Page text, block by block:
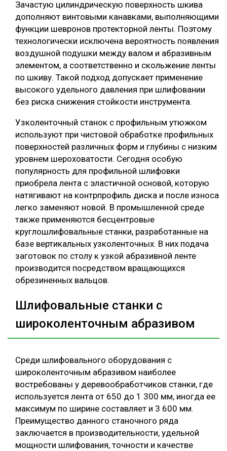
Зачастую цилиндрическую поверхность шкива
дополняют винтовыми канавками, выполняющими
функции шевронов протекторной ленты. Поэтому
технологически исключена вероятность появления
воздушной подушки между валом и абразивным
элементом, а соответственно и скольжение ленты
по шкиву. Такой подход допускает применение
высокого удельного давления при шлифовании
без риска снижения стойкости инструмента.
Узколенточный станок с профильным утюжком
используют при чистовой обработке профильных
поверхностей различных форм и глубины с низким
уровнем шероховатости. Сегодня особую
популярность для профильной шлифовки
приобрела лента с эластичной основой, которую
натягивают на контрпрофиль диска и после износа
легко заменяют новой. В промышленной среде
также применяются бесцентровые
круглошлифовальные станки, разработанные на
базе вертикальных узколенточных. В них подача
заготовок по столу к узкой абразивной ленте
производится посредством вращающихся
обрезиненных вальцов.
Шлифовальные станки c
широколенточным абразивом
Среди шлифовального оборудования с
широколенточным абразивом наиболее
востребованы у деревообработчиков станки, где
используется лента от 650 до 1 300 мм, иногда ее
максимум по ширине составляет и 3 600 мм.
Преимущество данного станочного ряда
заключается в производительности, удельной
мощности шлифования, точности и качестве